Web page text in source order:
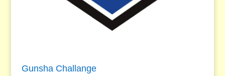
Gunsha Challange